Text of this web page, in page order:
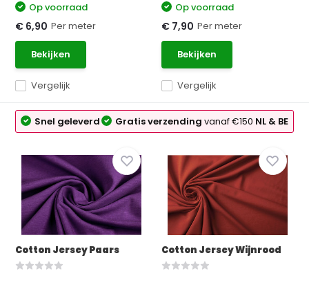
Vergelijk
Op voorraad
€ 6,90 Per meter
Bekijken
Vergelijk
Op voorraad
€ 7,90 Per meter
Bekijken
Snel geleverd Gratis verzendingvanaf €150 NL & BE
Cotton Jersey Paars Cotton Jersey Wijnrood